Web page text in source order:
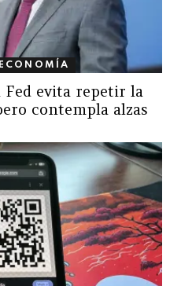
Fed evita repetir la
contempla alzas